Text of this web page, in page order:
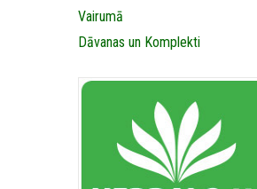
Vairumā
Dāvanas un Komplekti